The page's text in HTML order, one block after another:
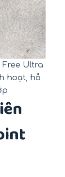
Ultra
hoạt, hỗ